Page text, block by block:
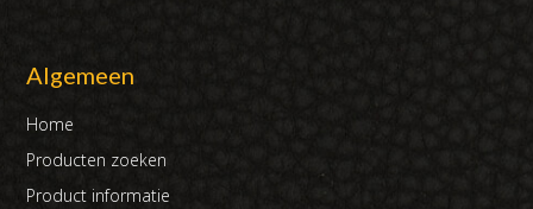
Algemeen
Home
Producten zoeken
Product informatie